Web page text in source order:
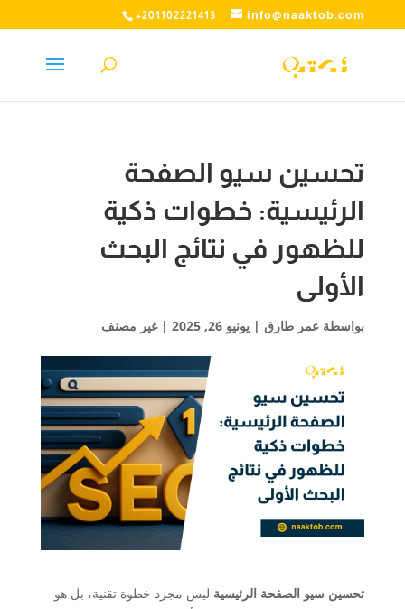
+201102221413 info@naaktob.com
تحسين سيو الصفحة
الرئيسية: خطوات ذكية
للظهور في نتائج البحث
الأولى
بواسطة عمر طارق| يونيو 26, 2025 | غير مصنف
تحسين سيو الصفحة الرئيسية ليس مجرد خطوة تقنية، بل هو